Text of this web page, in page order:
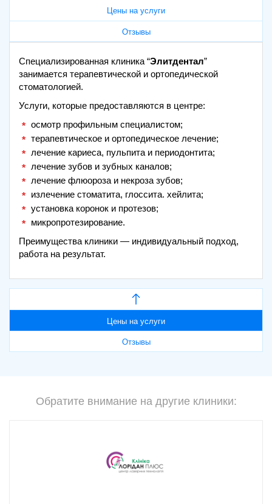
Цены на услуги
Отзывы
Специализированная клиника “Элитдентал”
занимается терапевтической и ортопедической
стоматологией.
Услуги, которые предоставляются в центре:
осмотр профильным специалистом;
терапевтическое и ортопедическое лечение;
лечение кариеса, пульпита и периодонтита;
лечение зубов и зубных каналов;
лечение флюороза и некроза зубов;
излечение стоматита, глоссита. хейлита;
установка коронок и протезов;
микропротезирование.
Преимущества клиники — индивидуальный подход,
работа на результат.
Цены на услуги
Отзывы
Обратите внимание на другие клиники: